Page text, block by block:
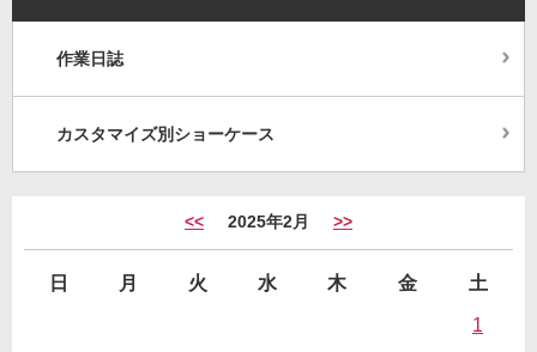
作業日誌
カスタマイズ別ショーケース
<< 2025年2月 >>
日 月 火 水 木 金
土
1